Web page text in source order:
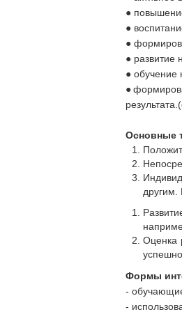
●
●
●
● развитие
● обучение
Основные
другим.
Оценка
Формы
-
-